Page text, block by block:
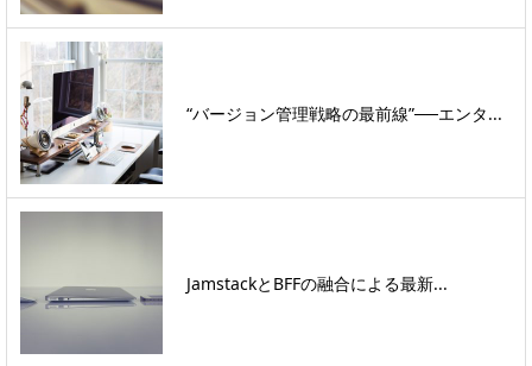
“バージョン管理戦略の最前線”──エンタ...
JamstackとBFFの融合による最新...